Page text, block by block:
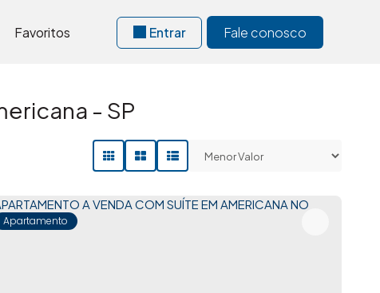
Fale conosco
Entrar
Favoritos
- SP
Apartamento